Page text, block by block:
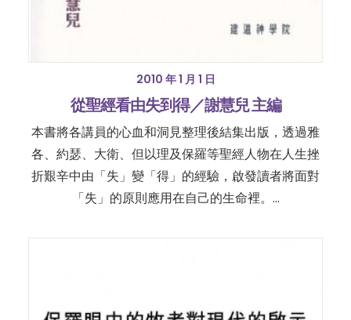
2010 年 1 月 1 日
從聖經看由失到得／謝慧兒 主編
本書將各講員的心血和洞見整理後結集出版，透過雅
各、約瑟、大衛、但以理及保羅等聖經人物在人生挫
折艱辛中由「失」變「得」的經驗，啟發讀者將面對
「失」的原則應用在自己的生命裡。…